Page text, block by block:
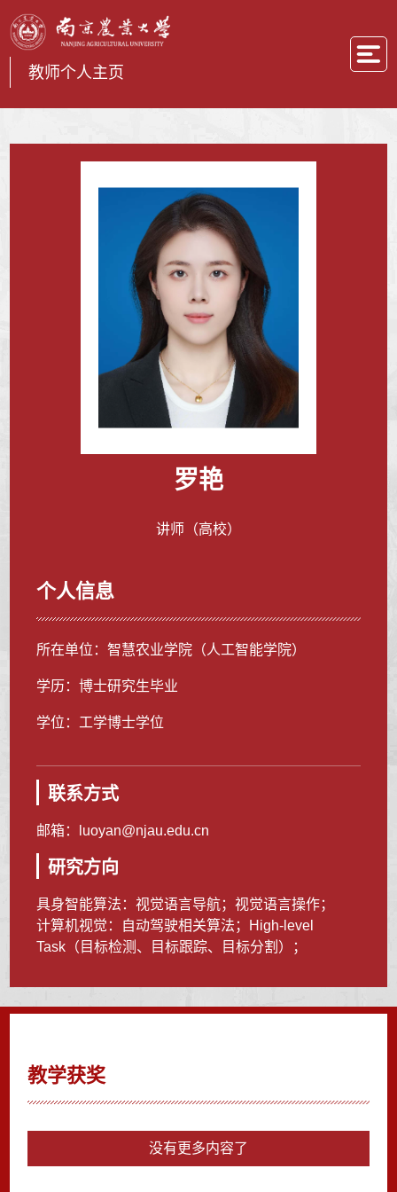
教师个人主页
罗艳
讲师（高校）
个人信息
所在单位：智慧农业学院（人工智能学院）
学历：博士研究生毕业
学位：工学博士学位
联系方式
邮箱： luoyan@njau.edu.cn
研究方向
具身智能算法：视觉语言导航；视觉语言操作；
计算机视觉：自动驾驶相关算法；High-level
Task（目标检测、目标跟踪、目标分割）；
教学获奖
没有更多内容了